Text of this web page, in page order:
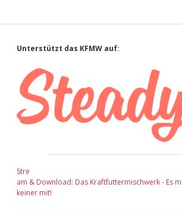
Sidebar
Unterstützt das KFMW auf:
Stre
am & Download: Das Kraftfuttermischwerk - Es
keiner mit!